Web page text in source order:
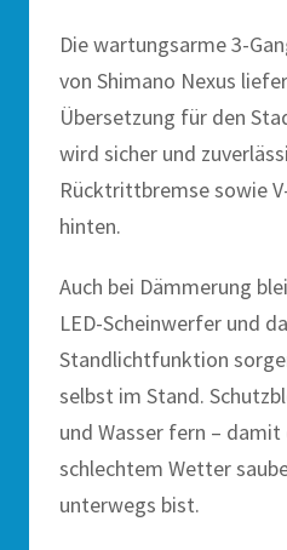
Die wartungsarme 3-
von Shimano Nexus
Übersetzung für den
wird sicher und
Rücktrittbremse sowie
hinten.
Auch bei Dämmerung
LED-Scheinwerfer und
Standlichtfunktion
selbst im Stand.
und Wasser fern – damit
schlechtem Wetter
unterwegs bist.